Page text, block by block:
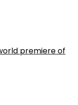
premiere of